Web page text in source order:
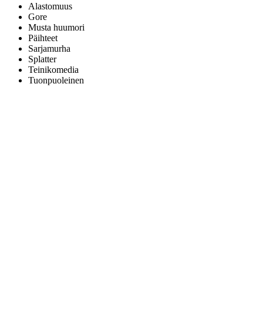
Alastomuus
Gore
Musta huumori
Päihteet
Sarjamurha
Splatter
Teinikomedia
Tuonpuoleinen